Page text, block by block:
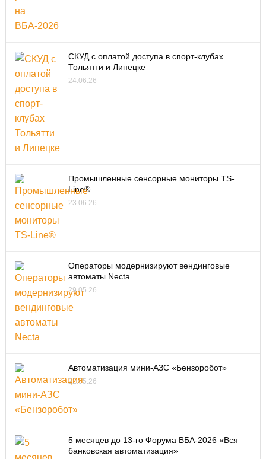
СКУД с оплатой доступа в спорт-клубах
Тольятти и Липецке
24.06.26
Промышленные сенсорные мониторы TS-
Line®
23.06.26
Операторы модернизируют вендинговые
автоматы Necta
29.05.26
Автоматизация мини-АЗС «Бензоробот»
22.05.26
5 месяцев до 13-го Форума ВБА-2026 «Вся
банковская автоматизация»